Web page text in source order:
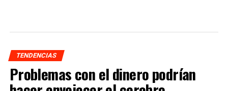
TENDENCIAS
Problemas con el dinero podrían